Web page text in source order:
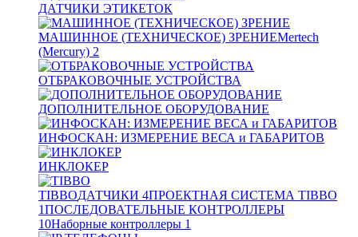
ДАТЧИКИ ЭТИКЕТОК
МАШИННОЕ (ТЕХНИЧЕСКОЕ) ЗРЕНИЕMertech
(Mercury) 2
ОТБРАКОВОЧНЫЕ УСТРОЙСТВА
ДОПОЛНИТЕЛЬНОЕ ОБОРУДОВАНИЕ
ИНФОСКАН: ИЗМЕРЕНИЕ ВЕСА и ГАБАРИТОВ
ИНКЛОКЕР
TIBBOДАТЧИКИ 4ПРОЕКТНАЯ СИСТЕМА TIBBO
1ПОСЛЕДОВАТЕЛЬНЫЕ КОНТРОЛЛЕРЫ
10Наборные контроллеры 1